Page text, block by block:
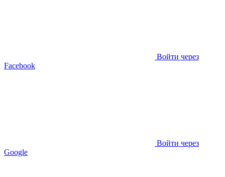
Войти через
Facebook
Войти через
Google